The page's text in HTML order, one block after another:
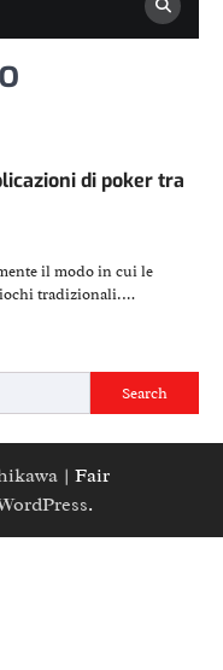
di poker tra
il modo in cui le
tradizionali.…
Search
| Fair
.